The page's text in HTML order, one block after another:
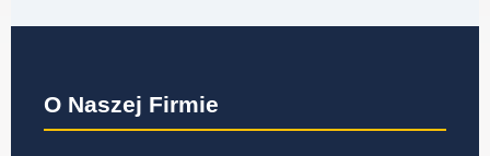
O Naszej Firmie